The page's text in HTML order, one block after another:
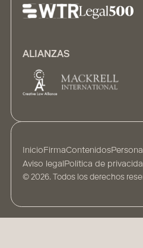
ALIANZAS
© 2026. Todos los derechos
InicioFirmaContenidos
Aviso legalPolítica de